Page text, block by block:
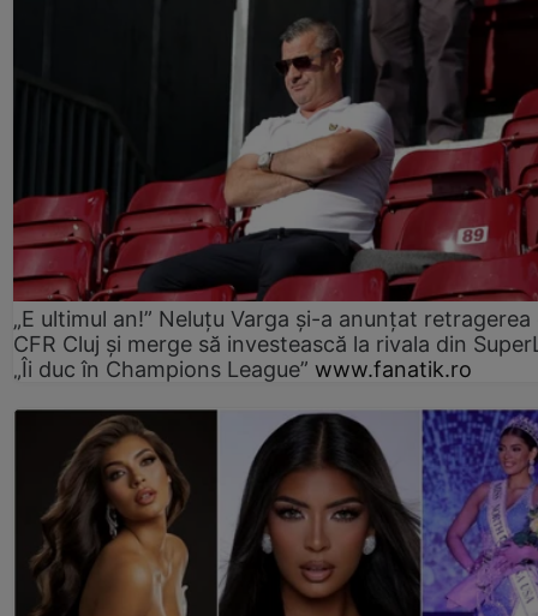
„E ultimul an!” Neluțu Varga și-a anunțat retragerea
CFR Cluj și merge să investească la rivala din
„Îi duc în Champions League” www.fanatik.ro